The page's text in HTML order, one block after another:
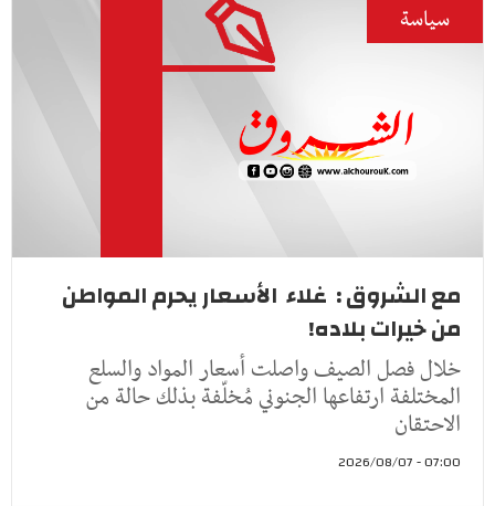
سياسة
مع الشروق : غلاء الأسعار يحرم المواطن
من خيرات بلاده!
خلال فصل الصيف واصلت أسعار المواد والسلع
المختلفة ارتفاعها الجنوني مُخلّفة بذلك حالة من
الاحتقان
07:00 - 2026/08/07